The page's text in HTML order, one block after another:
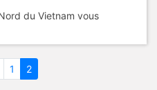
du Vietnam vous
1 2